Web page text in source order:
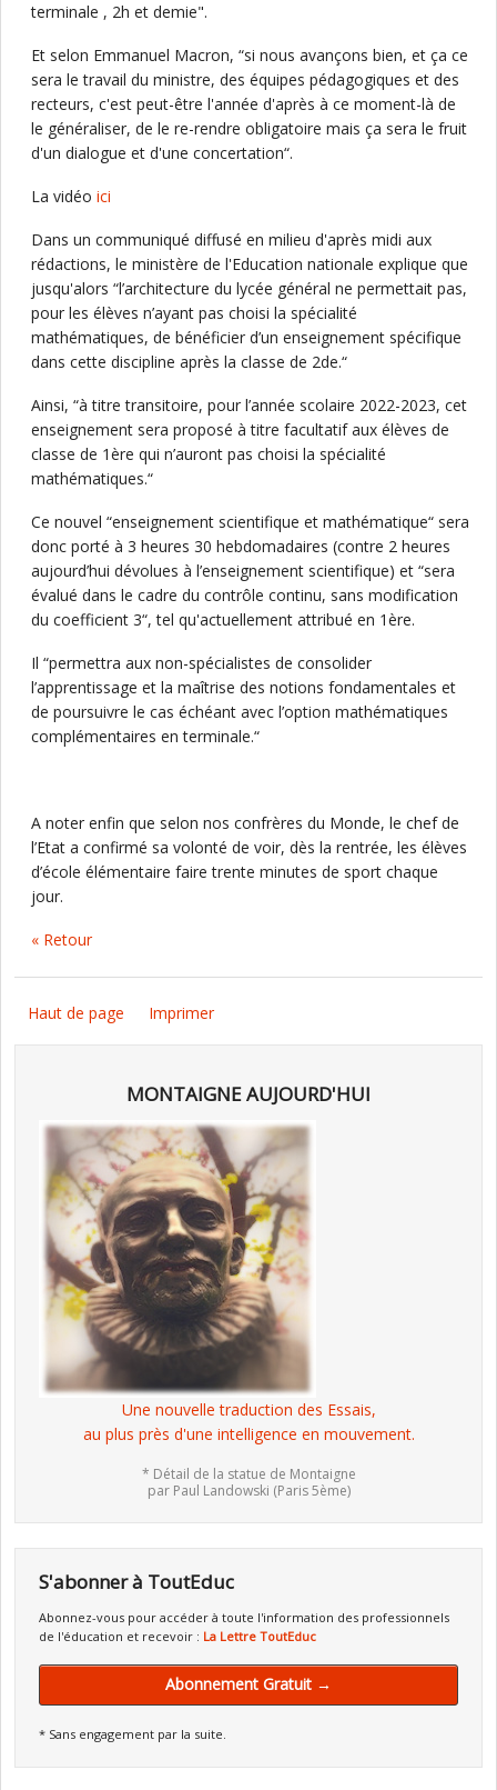
terminale , 2h et demie".
Et selon Emmanuel Macron, “si nous avançons bien, et ça ce
sera le travail du ministre, des équipes pédagogiques et des
recteurs, c'est peut-être l'année d'après à ce moment-là de
le généraliser, de le re-rendre obligatoire mais ça sera le fruit
d'un dialogue et d'une concertation“.
La vidéo ici
Dans un communiqué diffusé en milieu d'après midi aux
rédactions, le ministère de l'Education nationale explique que
jusqu'alors “l’architecture du lycée général ne permettait pas,
pour les élèves n’ayant pas choisi la spécialité
mathématiques, de bénéficier d’un enseignement spécifique
dans cette discipline après la classe de 2de.“
Ainsi, “à titre transitoire, pour l’année scolaire 2022-2023, cet
enseignement sera proposé à titre facultatif aux élèves de
classe de 1ère qui n’auront pas choisi la spécialité
mathématiques.“
Ce nouvel “enseignement scientifique et mathématique“ sera
donc porté à 3 heures 30 hebdomadaires (contre 2 heures
aujourd’hui dévolues à l’enseignement scientifique) et “sera
évalué dans le cadre du contrôle continu, sans modification
du coefficient 3“, tel qu'actuellement attribué en 1ère.
Il “permettra aux non-spécialistes de consolider
l’apprentissage et la maîtrise des notions fondamentales et
de poursuivre le cas échéant avec l’option mathématiques
complémentaires en terminale.“
A noter enfin que selon nos confrères du Monde, le chef de
l’Etat a confirmé sa volonté de voir, dès la rentrée, les élèves
d’école élémentaire faire trente minutes de sport chaque
jour.
« Retour
Haut de page Imprimer
MONTAIGNE AUJOURD'HUI
Une nouvelle traduction des Essais,
au plus près d'une intelligence en mouvement.
* Détail de la statue de Montaigne
par Paul Landowski (Paris 5ème)
S'abonner à ToutEduc
Abonnez-vous pour accéder à toute l'information des professionnels
de l'éducation et recevoir : La Lettre ToutEduc
Abonnement Gratuit →
* Sans engagement par la suite.